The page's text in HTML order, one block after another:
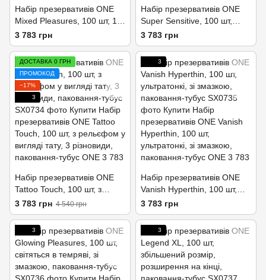
Набір презервативів ONE
Mixed Pleasures, 100 шт, 10
видів, паковання-тубус
3 783 грн
Набір презервативів ONE
Super Sensitive, 100 шт,
гладенькі, з додатковою
змазкою, паковання-тубус
3 783 грн
ДОСТАВКА 0 ГРН
ПРОМОКОД
−17%
3
Набір презервативів ONE
Tattoo Touch, 100 шт, з
рельєфом у вигляді тату, 3
різновиди, паковання-тубус
3 783 грн 4 540 грн
3
Набір презервативів ONE
Vanish Hyperthin, 100 шт,
ультратонкі, зі змазкою,
паковання-тубус
3 783 грн
3 3